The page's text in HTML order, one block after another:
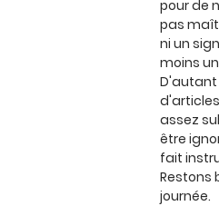
pour de
pas
ni un
moins
D'autant
assez
être
fait
Restons
journée.